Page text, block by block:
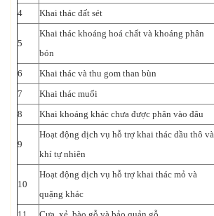
4
Khai thác đất sét
5
Khai thác khoáng hoá chất và khoáng phân
bón
6 Khai thác và thu gom than bùn
7
Khai thác muối
8
Khai khoáng khác chưa được phân vào đâu
9
Hoạt động dịch vụ hỗ trợ khai thác dầu thô và
khí tự nhiên
10
Hoạt động dịch vụ hỗ trợ khai thác mỏ và
quặng khác